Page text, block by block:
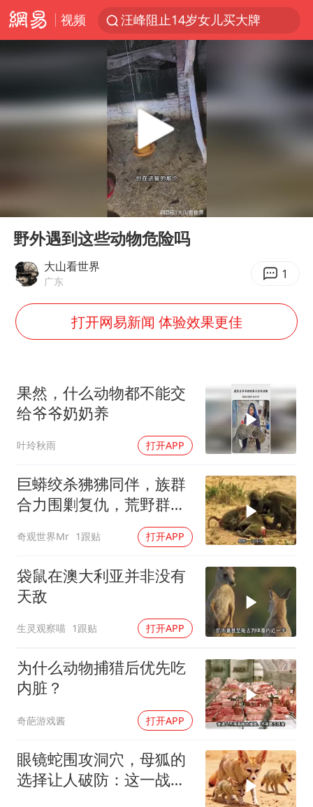
视频
汪峰阻止14岁女儿买大牌
官方通报教师招聘笔试前13名被淘汰
改名后的“青海拉面”店
男子杀人后逃进深山21年活得像野人
立秋的仪式感
A股收盘：三大指数均涨超1%
朱雨玲晋级WTT横滨冠军赛女单八强
如何把百年大党建设得更加坚强有力？
Play
野外遇到这些动物危险吗
大山看世界
广东 1
打开网易新闻 体验效果更佳
果然，什么动物都不能交
给爷爷奶奶养
叶玲秋雨 打开APP
巨蟒绞杀狒狒同伴，族群
合力围剿复仇，荒野群体
奇观世界Mr 1跟贴 打开APP
袋鼠在澳大利亚并非没有
天敌
生灵观察喵 1跟贴 打开APP
为什么动物捕猎后优先吃
内脏？
奇葩游戏酱 打开APP
眼镜蛇围攻洞穴，母狐的
选择让人破防：这一战，